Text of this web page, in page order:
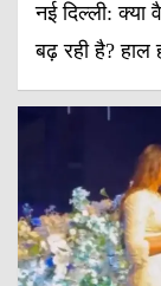
नई दिल्ली:
बढ़ रही है? हाल